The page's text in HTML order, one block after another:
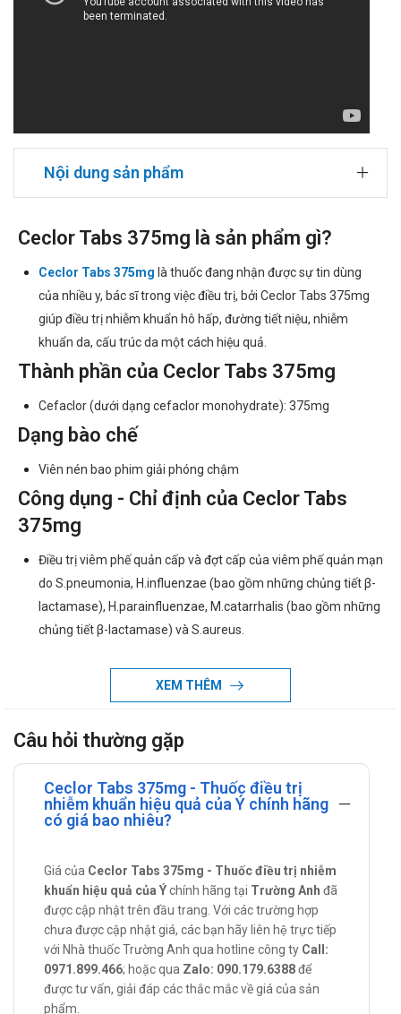
Nội dung sản phẩm
Ceclor Tabs 375mg là sản phẩm gì?
Ceclor Tabs 375mg là thuốc đang nhận được sự tin dùng
của nhiều y, bác sĩ trong việc điều trị, bởi Ceclor Tabs 375mg
giúp điều trị nhiễm khuẩn hô hấp, đường tiết niệu, nhiễm
khuẩn da, cấu trúc da một cách hiệu quả.
Thành phần của Ceclor Tabs 375mg
Cefaclor (dưới dạng cefaclor monohydrate): 375mg
Dạng bào chế
Viên nén bao phim giải phóng chậm
Công dụng - Chỉ định của Ceclor Tabs
375mg
Điều trị viêm phế quản cấp và đợt cấp của viêm phế quản mạn
do S.pneumonia, H.influenzae (bao gồm những chủng tiết β-
lactamase), H.parainfluenzae, M.catarrhalis (bao gồm những
chủng tiết β-lactamase) và S.aureus.
nhóm A). (Penicillin là thuốc thường được chọn để điều trị và
phòng ngừa nhiễm khuẩn do liên cầu, kể cả điều trị dự phòng
hợp nhiễm liên cầu ở vùng hầu họng; tuy nhiên, hiện nay chưa
ngừa thấp khớp).
Điều trị viêm phổi do S.pneumonia, H.influenzae (bao gồm
những chủng tiết β-lactamase).
Điều trị viêm xoang do S.pneumonia (chỉ những chủng nhạy
cảm với penicillin), H.influenzae (bao gồm những chủng tiết β-
lactamase) và M.catarrhalis (bao gồm những chủng tiết β-
lactamase).
Điều trị nhiễm khuẩn đường tiết niệu dưới không biến chứng
XEM THÊM
Câu hỏi thường gặp
Ceclor Tabs 375mg - Thuốc điều trị
nhiễm khuẩn hiệu quả của Ý chính hãng
có giá bao nhiêu?
Giá của Ceclor Tabs 375mg - Thuốc điều trị nhiễm
khuẩn hiệu quả của Ýchính hãng tại Trường Anh đã
được cập nhật trên đầu trang. Với các trường hợp
chưa được cập nhật giá, các bạn hãy liên hệ trực tiếp
với Nhà thuốc Trường Anh qua hotline công ty Call:
0971.899.466; hoặc qua Zalo: 090.179.6388để
được tư vấn, giải đáp các thắc mắc về giá của sản
phẩm.